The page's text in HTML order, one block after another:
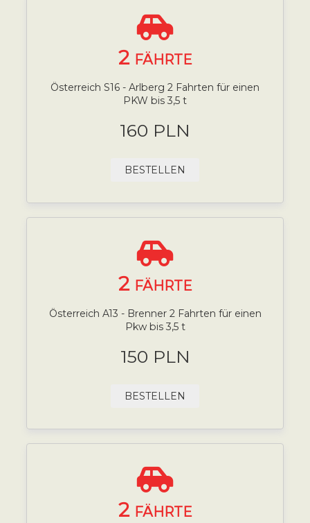
2 FÄHRTE
Österreich S16 - Arlberg 2 Fahrten für einen
PKW bis 3,5 t
160 PLN
BESTELLEN
2 FÄHRTE
Österreich A13 - Brenner 2 Fahrten für einen
Pkw bis 3,5 t
150 PLN
BESTELLEN
2 FÄHRTE